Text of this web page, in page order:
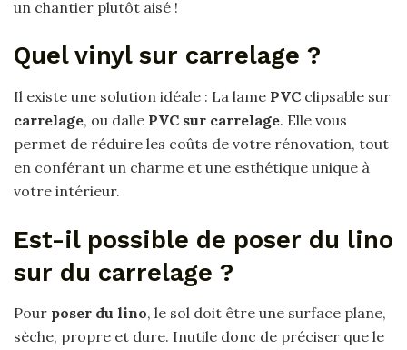
un chantier plutôt aisé !
Quel vinyl sur carrelage ?
Il existe une solution idéale : La lame PVC clipsable sur
carrelage, ou dalle PVC sur carrelage. Elle vous
permet de réduire les coûts de votre rénovation, tout
en conférant un charme et une esthétique unique à
votre intérieur.
Est-il possible de poser du lino
sur du carrelage ?
Pour poser du lino, le sol doit être une surface plane,
sèche, propre et dure. Inutile donc de préciser que le